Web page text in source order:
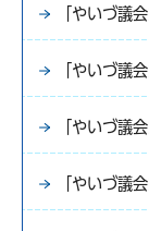
「やいづ議
「やいづ議
「やいづ議
「やいづ議